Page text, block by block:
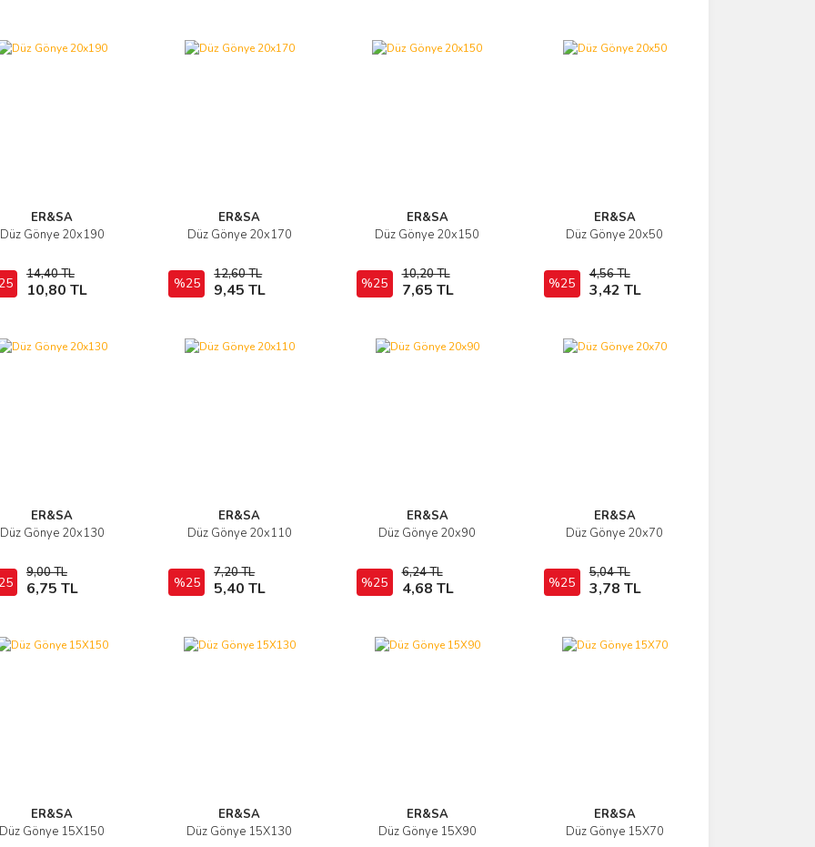
ER&SA
Düz Gönye 20x190
14,40 TL
10,80 TL
İncele
Sepete Ekle
ER&SA
Düz Gönye 20x170
%25
12,60 TL
9,45 TL
İncele
Sepete Ekle
ER&SA
Düz Gönye 20x150
%25
10,20 TL
7,65 TL
İncele
Sepete Ekle
ER&SA
Düz Gönye 20x50
%25
4,56 TL
3,42 TL
İncele
Sepete Ekle
ER&SA
Düz Gönye 20x130
9,00 TL
6,75 TL
İncele
Sepete Ekle
ER&SA
Düz Gönye 20x110
%25
7,20 TL
5,40 TL
İncele
Sepete Ekle
ER&SA
Düz Gönye 20x90
%25
6,24 TL
4,68 TL
İncele
Sepete Ekle
ER&SA
Düz Gönye 20x70
%25
5,04 TL
3,78 TL
İncele
Sepete Ekle
ER&SA
Düz Gönye 15X150
İncele
ER&SA
Düz Gönye 15X130
İncele
ER&SA
Düz Gönye 15X90
İncele
ER&SA
Düz Gönye 15X70
İncele